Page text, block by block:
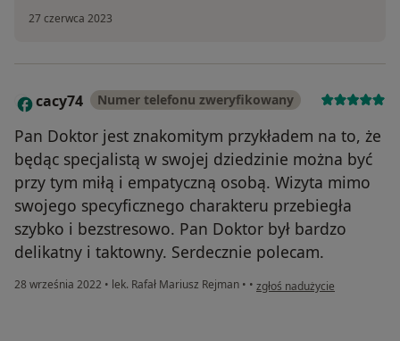
27 czerwca 2023
C cacy74 Numer telefonu zweryfikowany
Pan Doktor jest znakomitym przykładem na to, że
będąc specjalistą w swojej dziedzinie można być
przy tym miłą i empatyczną osobą. Wizyta mimo
swojego specyficznego charakteru przebiegła
szybko i bezstresowo. Pan Doktor był bardzo
delikatny i taktowny. Serdecznie polecam.
28 września 2022 • lek. Rafał Mariusz Rejman • • w opinii użytkownika cacy74
zgłoś nadużycie